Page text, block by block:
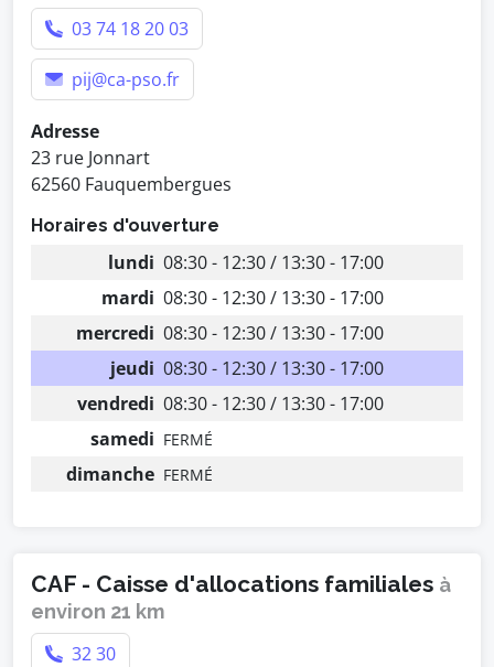
03 74 18 20 03
pij@ca-pso.fr
Adresse
23 rue Jonnart
62560 Fauquembergues
Horaires d'ouverture
lundi 08:30 - 12:30 / 13:30 - 17:00
mardi 08:30 - 12:30 / 13:30 - 17:00
mercredi 08:30 - 12:30 / 13:30 - 17:00
jeudi 08:30 - 12:30 / 13:30 - 17:00
vendredi 08:30 - 12:30 / 13:30 - 17:00
samedi FERMÉ
dimanche FERMÉ
CAF - Caisse d'allocations familiales à
environ 21 km
32 30